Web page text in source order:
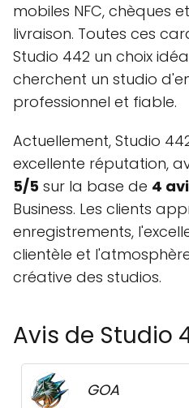
mobiles NFC, chèques
livraison. Toutes ces
Studio 442 un choix
cherchent un studio
professionnel et fiable.
Actuellement, Studio
excellente réputation,
5/5 sur la base de 4
Business. Les clients
enregistrements,
clientèle et
créative des studios.
Avis de Studio
GOA